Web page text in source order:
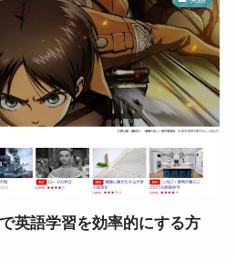
英語学習を効率的にする方